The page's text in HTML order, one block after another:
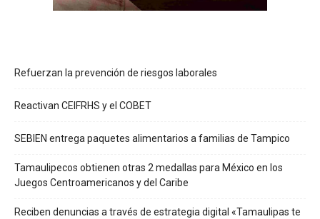
Refuerzan la prevención de riesgos laborales
Reactivan CEIFRHS y el COBET
SEBIEN entrega paquetes alimentarios a familias de Tampico
Tamaulipecos obtienen otras 2 medallas para México en los
Juegos Centroamericanos y del Caribe
Reciben denuncias a través de estrategia digital «Tamaulipas te